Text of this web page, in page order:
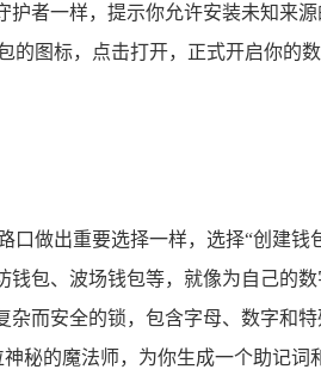
者一样，提示你允许安装未知来
的图标，点击打开，正式开启你的数
做出重要选择一样，选择“创建钱
包、波场钱包等，就像为自己的数
而安全的锁，包含字母、数字和特
秘的魔法师，为你生成一个助记